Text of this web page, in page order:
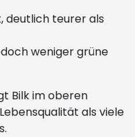
deutlich teurer als
weniger grüne
Bilk im oberen
als viele